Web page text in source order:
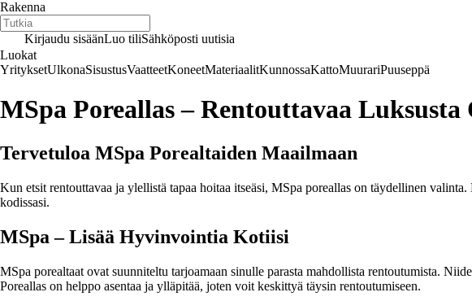
Rakenna
Kirjaudu sisäänLuo tiliSähköposti uutisia
Luokat
YrityksetUlkonaSisustusVaatteetKoneetMateriaalitKunnossaKattoMuurariPuuseppä
MSpa Poreallas – Rentouttavaa Luksusta
Tervetuloa MSpa Porealtaiden Maailmaan
Kun etsit rentouttavaa ja ylellistä tapaa hoitaa itseäsi, MSpa poreallas on täydellinen
kodissasi.
MSpa – Lisää Hyvinvointia Kotiisi
MSpa porealtaat ovat suunniteltu tarjoamaan sinulle parasta mahdollista rentoutumista.
Poreallas on helppo asentaa ja ylläpitää, joten voit keskittyä täysin rentoutumiseen.